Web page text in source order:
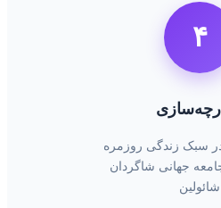
۴
در سبک زندگی روزمره
جهانی شاگردان
شائولین